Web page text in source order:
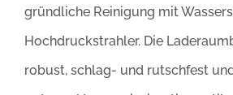
gründliche Reinigung mit
Hochdruckstrahler. Die
robust, schlag- und rutschfest